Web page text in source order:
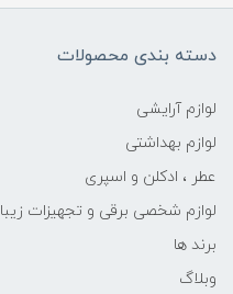
دسته بندی محصولات
لوازم آرایشی
لوازم بهداشتی
عطر ، ادکلن و اسپری
لوازم شخصی برقی و تجهیزات
برند ها
وبلاگ